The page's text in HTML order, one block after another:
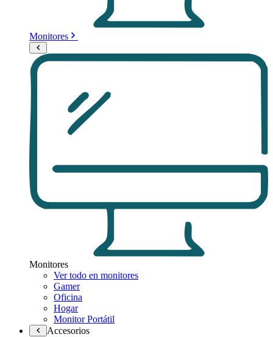
Monitores
Monitores
Ver todo en monitores
Gamer
Oficina
Hogar
Monitor Portátil
Accesorios